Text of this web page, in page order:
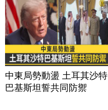
中東局勢動盪 土耳其沙特
巴基斯坦誓共同防禦